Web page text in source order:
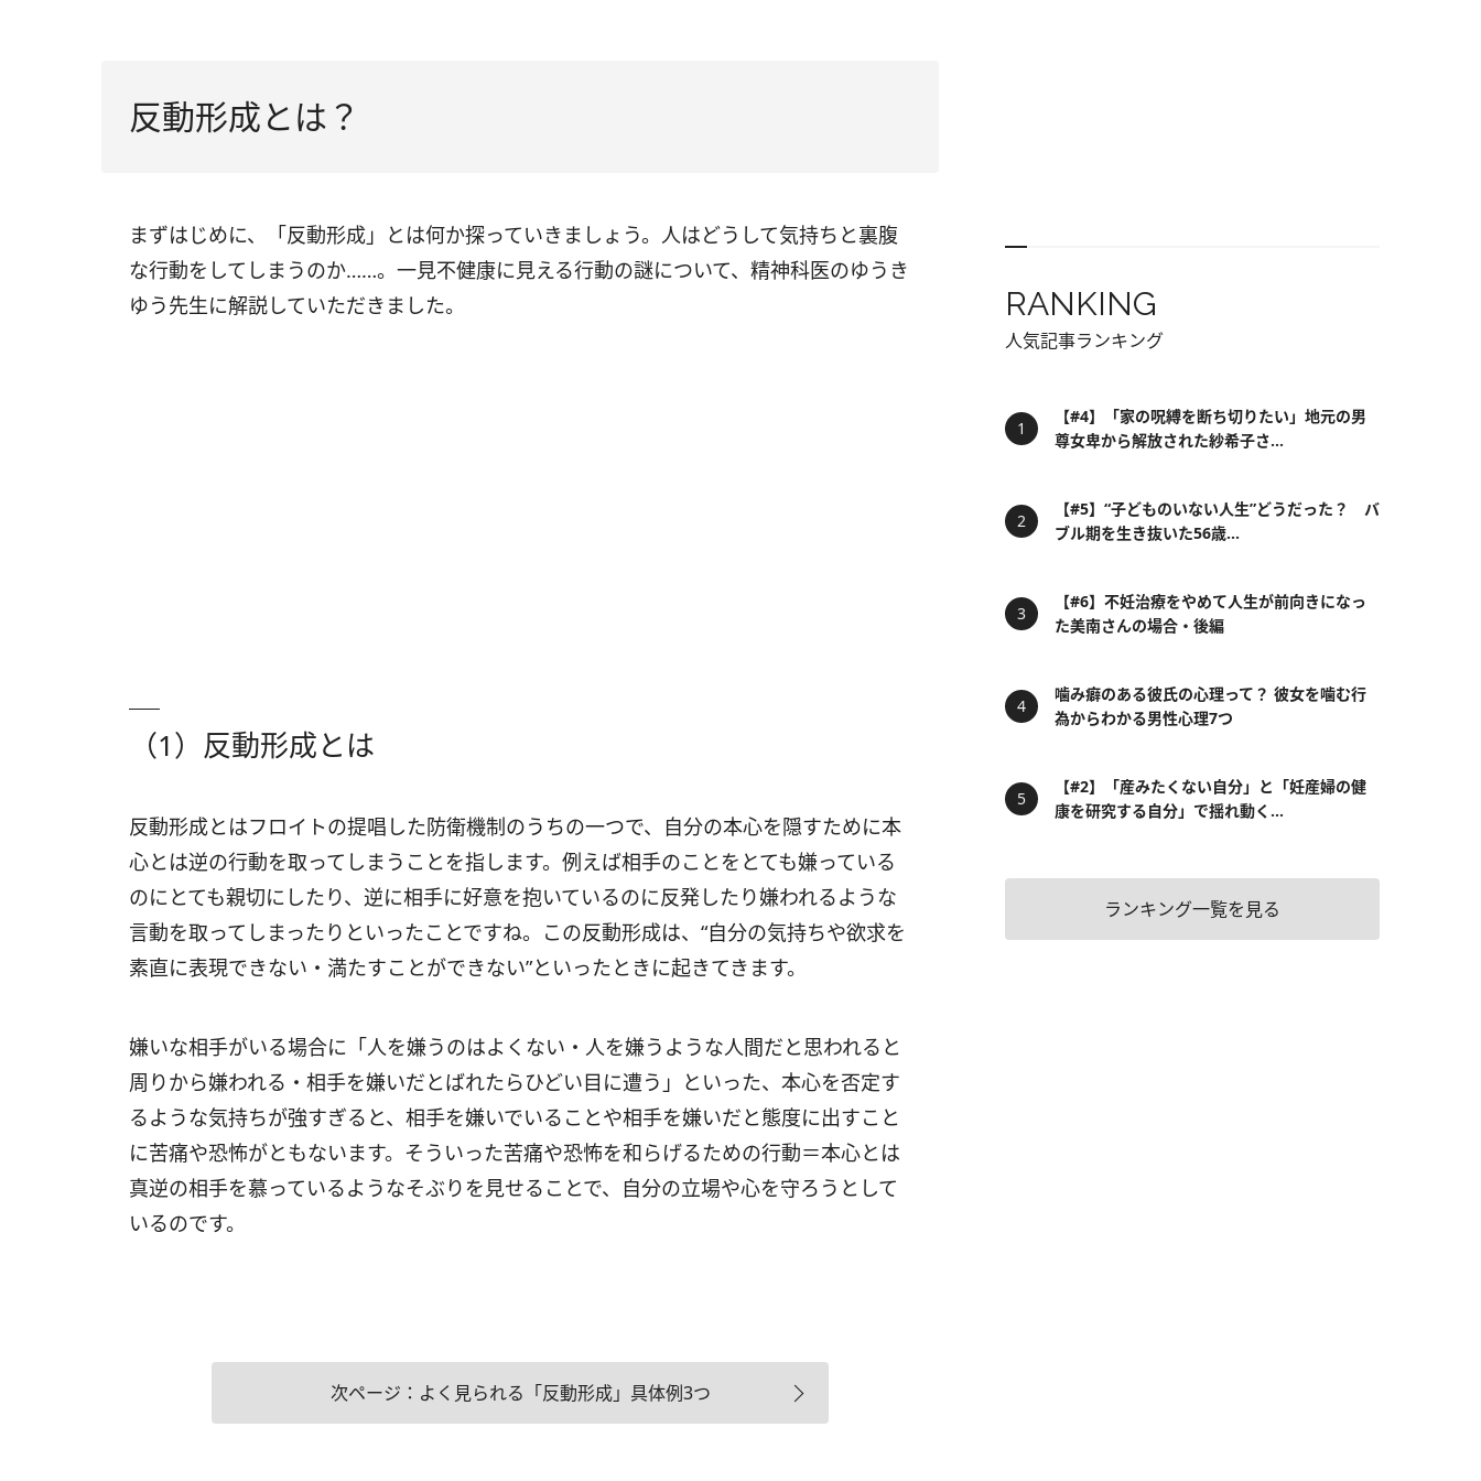
反動形成とは？
まずはじめに、「反動形成」とは何か探っていきましょう。人はどうして気持ちと裏腹
な行動をしてしまうのか……。一見不健康に見える行動の謎について、精神科医のゆうき
ゆう先生に解説していただきました。
（1）反動形成とは
反動形成とはフロイトの提唱した防衛機制のうちの一つで、自分の本心を隠すために本
心とは逆の行動を取ってしまうことを指します。例えば相手のことをとても嫌っている
のにとても親切にしたり、逆に相手に好意を抱いているのに反発したり嫌われるような
言動を取ってしまったりといったことですね。この反動形成は、“自分の気持ちや欲求を
素直に表現できない・満たすことができない”といったときに起きてきます。
嫌いな相手がいる場合に「人を嫌うのはよくない・人を嫌うような人間だと思われると
周りから嫌われる・相手を嫌いだとばれたらひどい目に遭う」といった、本心を否定す
るような気持ちが強すぎると、相手を嫌いでいることや相手を嫌いだと態度に出すこと
に苦痛や恐怖がともないます。そういった苦痛や恐怖を和らげるための行動＝本心とは
真逆の相手を慕っているようなそぶりを見せることで、自分の立場や心を守ろうとして
いるのです。
次ページ：よく見られる「反動形成」具体例3つ
RANKING
人気記事ランキング
【#4】「家の呪縛を断ち切りたい」地元の男
尊女卑から解放された紗希子さ...
【#5】“子どものいない人生”どうだった？ バ
ブル期を生き抜いた56歳...
【#6】不妊治療をやめて人生が前向きになっ
た美南さんの場合・後編
噛み癖のある彼氏の心理って？ 彼女を噛む行
為からわかる男性心理7つ
【#2】「産みたくない自分」と「妊産婦の健
康を研究する自分」で揺れ動く...
ランキング一覧を見る